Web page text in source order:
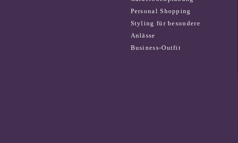
Personal Shopping
Styling für besondere
Anlässe
Business-Outfit